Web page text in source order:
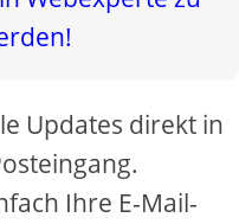
Updates direkt in
Ihre E-Mail-